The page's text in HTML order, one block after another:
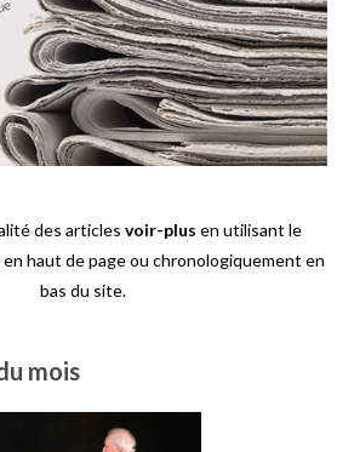
des articles voir-plus en utilisant le
haut de page ou chronologiquement en
bas du site.
mois